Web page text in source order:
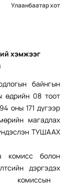
Улаанбаатар хот
хэмжээг
байнгын
өдрийн 08 тоот
оны 171 дүгээр
магадлах
ТУШААХ
комисс болон
дэргэдэх
комиссын